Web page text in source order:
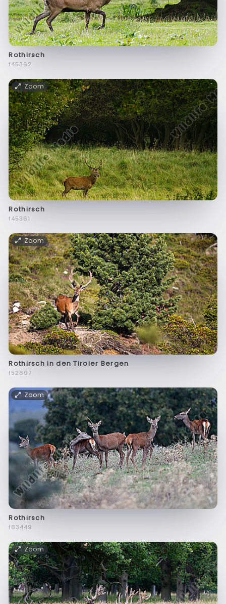
Rothirsch
f45362
Zoom
Rothirsch
f45361
Zoom
Rothirsch in den Tiroler Bergen
f52697
Zoom
Rothirsch
f83449
Zoom